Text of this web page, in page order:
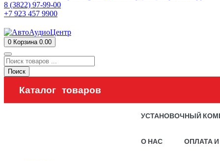
8 (3822) 97-99-00
+7 923 457 9900
0 Корзина 0.00
Поиск
Каталог товаров
УСТАНОВОЧНЫЙ
О НАС ОПЛАТА